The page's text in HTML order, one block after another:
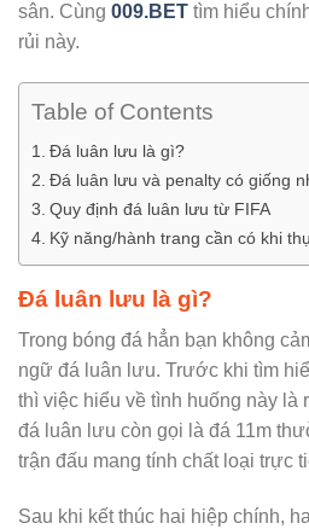
sân. Cùng 009.BET tìm hiểu
rủi này.
Table of Contents
Đá luân lưu là gì?
Đá luân lưu và penalty có giống
Quy định đá luân lưu từ FIFA
Kỹ năng/hành trang cần có khi
Đá luân lưu là gì?
Trong bóng đá hẳn bạn không
ngữ đá luân lưu. Trước khi tìm
thì việc hiểu về tình huống này là
đá luân lưu còn gọi là đá 11m
trận đấu mang tính chất loại trực
Sau khi kết thúc hai hiệp chính,